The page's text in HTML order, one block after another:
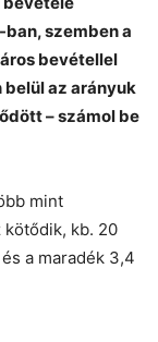
szemben a
bevétellel
az arányuk
– számol be
mint
kötődik, kb. 20
a maradék 3,4
wAIste Close